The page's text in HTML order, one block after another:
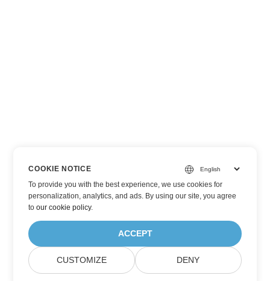
COOKIE NOTICE
To provide you with the best experience, we use cookies for
personalization, analytics, and ads. By using our site, you agree
toour cookie policy.
ACCEPT
CUSTOMIZE DENY